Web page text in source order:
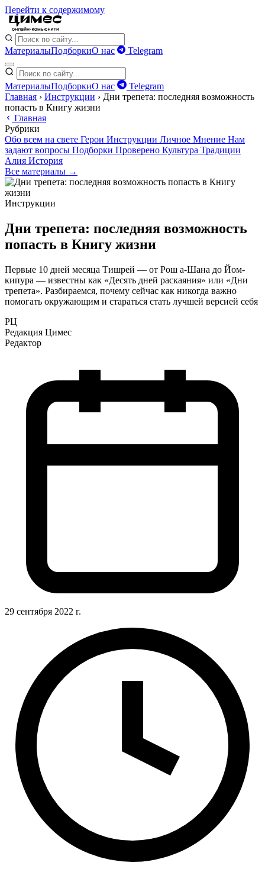
Перейти к содержимому
МатериалыПодборкиО нас Telegram
МатериалыПодборкиО нас
Telegram
Главная › Инструкции › Дни трепета: последняя возможность
попасть в Книгу жизни
Главная
Рубрики
Обо всем на свете Герои Инструкции Личное Мнение Нам
задают вопросы Подборки Проверено Культура Традиции
Алия История
Все материалы →
Инструкции
Дни трепета: последняя возможность
попасть в Книгу жизни
Первые 10 дней месяца Тишрей — от Рош а-Шана до Йом-
кипура — известны как «Десять дней раскаяния» или «Дни
трепета». Разбираемся, почему сейчас как никогда важно
помогать окружающим и стараться стать лучшей версией себя
РЦ
Редакция Цимес
Редактор
29 сентября 2022 г.